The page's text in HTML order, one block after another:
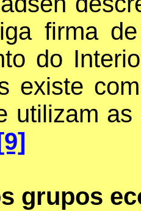
firma
do
existe
utilizam
[9]
grupos